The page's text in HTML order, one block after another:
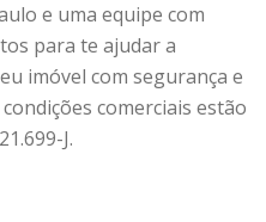
e uma equipe com
para te ajudar a
imóvel com segurança e
comerciais estão
J.